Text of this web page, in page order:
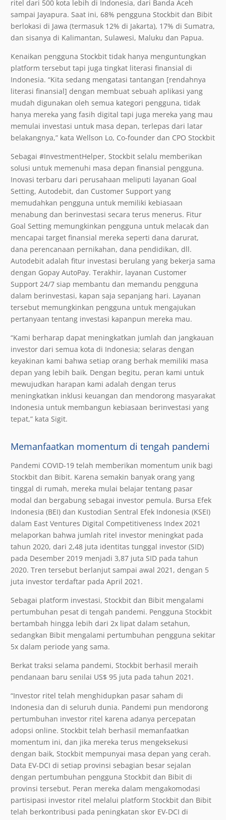
ritel dari 500 kota lebih di Indonesia, dari Banda Aceh
sampai Jayapura. Saat ini, 68% pengguna Stockbit dan Bibit
berlokasi di Jawa (termasuk 12% di Jakarta), 17% di Sumatra,
dan sisanya di Kalimantan, Sulawesi, Maluku dan Papua.
Kenaikan pengguna Stockbit tidak hanya menguntungkan
platform tersebut tapi juga tingkat literasi finansial di
Indonesia. “Kita sedang mengatasi tantangan [rendahnya
literasi finansial] dengan membuat sebuah aplikasi yang
mudah digunakan oleh semua kategori pengguna, tidak
hanya mereka yang fasih digital tapi juga mereka yang mau
memulai investasi untuk masa depan, terlepas dari latar
belakangnya,” kata Wellson Lo, Co-founder dan CPO Stockbit
Sebagai #InvestmentHelper, Stockbit selalu memberikan
solusi untuk memenuhi masa depan finansial pengguna.
Inovasi terbaru dari perusahaan meliputi layanan Goal
Setting, Autodebit, dan Customer Support yang
memudahkan pengguna untuk memiliki kebiasaan
menabung dan berinvestasi secara terus menerus. Fitur
Goal Setting memungkinkan pengguna untuk melacak dan
mencapai target finansial mereka seperti dana darurat,
dana perencanaan pernikahan, dana pendidikan, dll.
Autodebit adalah fitur investasi berulang yang bekerja sama
dengan Gopay AutoPay. Terakhir, layanan Customer
Support 24/7 siap membantu dan memandu pengguna
dalam berinvestasi, kapan saja sepanjang hari. Layanan
tersebut memungkinkan pengguna untuk mengajukan
pertanyaan tentang investasi kapanpun mereka mau.
“Kami berharap dapat meningkatkan jumlah dan jangkauan
investor dari semua kota di Indonesia; selaras dengan
keyakinan kami bahwa setiap orang berhak memiliki masa
depan yang lebih baik. Dengan begitu, peran kami untuk
mewujudkan harapan kami adalah dengan terus
meningkatkan inklusi keuangan dan mendorong masyarakat
Indonesia untuk membangun kebiasaan berinvestasi yang
tepat,” kata Sigit.
Memanfaatkan momentum di tengah pandemi
Pandemi COVID-19 telah memberikan momentum unik bagi
Stockbit dan Bibit. Karena semakin banyak orang yang
tinggal di rumah, mereka mulai belajar tentang pasar
modal dan bergabung sebagai investor pemula. Bursa Efek
Indonesia (BEI) dan Kustodian Sentral Efek Indonesia (KSEI)
dalam East Ventures Digital Competitiveness Index 2021
melaporkan bahwa jumlah ritel investor meningkat pada
tahun 2020, dari 2,48 juta identitas tunggal investor (SID)
pada Desember 2019 menjadi 3,87 juta SID pada tahun
2020. Tren tersebut berlanjut sampai awal 2021, dengan 5
juta investor terdaftar pada April 2021.
Sebagai platform investasi, Stockbit dan Bibit mengalami
pertumbuhan pesat di tengah pandemi. Pengguna Stockbit
bertambah hingga lebih dari 2x lipat dalam setahun,
sedangkan Bibit mengalami pertumbuhan pengguna sekitar
5x dalam periode yang sama.
Berkat traksi selama pandemi, Stockbit berhasil meraih
pendanaan baru senilai US$ 95 juta pada tahun 2021.
“Investor ritel telah menghidupkan pasar saham di
Indonesia dan di seluruh dunia. Pandemi pun mendorong
pertumbuhan investor ritel karena adanya percepatan
adopsi online. Stockbit telah berhasil memanfaatkan
momentum ini, dan jika mereka terus mengeksekusi
dengan baik, Stockbit mempunyai masa depan yang cerah.
Data EV-DCI di setiap provinsi sebagian besar sejalan
dengan pertumbuhan pengguna Stockbit dan Bibit di
provinsi tersebut. Peran mereka dalam mengakomodasi
partisipasi investor ritel melalui platform Stockbit dan Bibit
telah berkontribusi pada peningkatan skor EV-DCI di